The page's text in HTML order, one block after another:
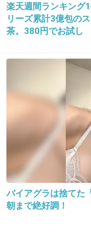
14. 匿名2013/09/25(水) 11:35:39
哺乳類のくせにトリに負け
2013/09/25(水) 11:35:45
フクロウのイメージが崩
楽天週間ランキング
リーズ累計3億包の
茶。380円でお試し
バイアグラは捨てた
朝まで絶好調！